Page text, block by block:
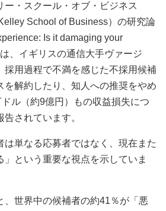
ー・スクール・オブ・ビジネス
School of Business）の研究論
Is it damaging your
、イギリスの通信大手ヴァージ
採用過程で不満を感じた不採用候補
を解約したり、知人への推奨をやめ
ル（約9億円）もの収益損失につ
されています。
は単なる応募者ではなく、現在また
」という重要な視点を示していま
、世界中の候補者の約41％が「悪